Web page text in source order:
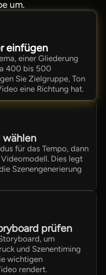
um.
einfügen
einer Gliederung
400 bis 500
Sie Zielgruppe, Ton
eine Richtung hat.
wählen
für das Tempo, dann
Dies legt
Szenengenerierung
prüfen
um
und Szenentiming
wichtigen
rendert.